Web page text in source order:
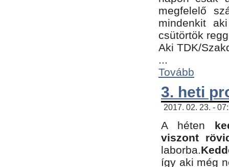
megfelelő
mindenkit
csütörtök
Aki TDK/
...
Tovább
3. heti
2017. 02. 23. -
A héten
viszont
laborba.
így aki még